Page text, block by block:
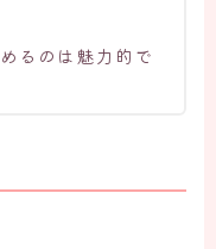
るのは魅力的で